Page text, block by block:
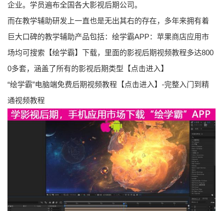
企业。学员遍布全国各大影视后期公司。
而在教学辅助研发上一直也是无出其右的存在，多年来拥有着
巨大口碑的教学辅助产品包括：绘学霸APP：苹果商店应用市
场均可搜索【绘学霸】下载，里面的影视后期视频教程多达800
0多套，涵盖了所有的影视后期类型【点击进入】
“绘学霸”电脑端免费后期视频教程【点击进入】-完整入门到精
通视频教程